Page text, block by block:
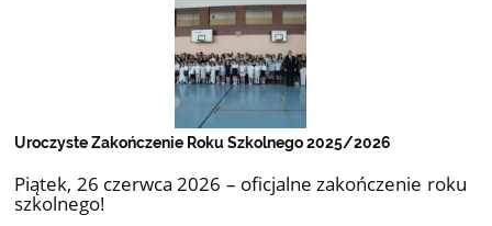
Uroczyste Zakończenie Roku Szkolnego 2025/2026
Piątek, 26 czerwca 2026 – oficjalne zakończenie roku
szkolnego!